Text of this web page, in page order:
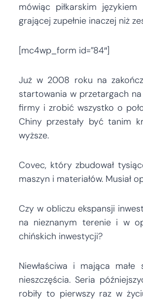
mówiąc piłkarskim
grającej zupełnie inaczej niż
[mc4wp_form id=”84″]
Już w 2008 roku na
startowania w przetargach
firmy i zrobić wszystko o
Chiny przestały być tanim
wyższe.
Covec, który zbudował
maszyn i materiałów. Musiał
Czy w obliczu ekspansji
na nieznanym terenie i w
chińskich inwestycji?
Niewłaściwa i mająca
nieszczęścia. Seria
robiły to pierwszy raz w